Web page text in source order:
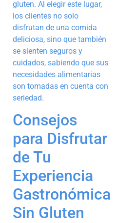
gluten. Al elegir este lugar,
los clientes no solo
disfrutan de una comida
deliciosa, sino que también
se sienten seguros y
cuidados, sabiendo que sus
necesidades alimentarias
son tomadas en cuenta con
seriedad.
Consejos
para Disfrutar
de Tu
Experiencia
Gastronómica
Sin Gluten